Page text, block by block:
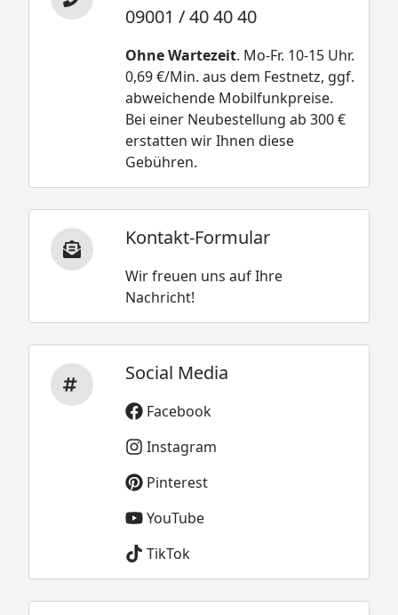
09001 / 40 40 40
Ohne Wartezeit. Mo-Fr. 10-15 Uhr.
0,69 €/Min. aus dem Festnetz, ggf.
abweichende Mobilfunkpreise.
Bei einer Neubestellung ab 300 €
erstatten wir Ihnen diese
Gebühren.
Kontakt-Formular
Wir freuen uns auf Ihre
Nachricht!
Social Media
Facebook
Instagram
Pinterest
YouTube
TikTok